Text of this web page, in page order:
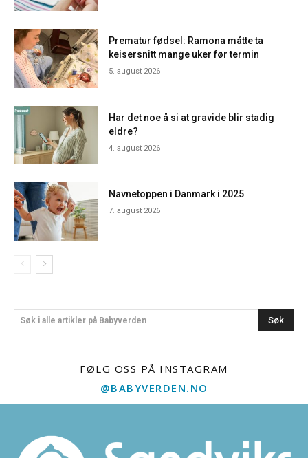
Prematur fødsel: Ramona måtte ta
keisersnitt mange uker før termin
5. august 2026
Har det noe å si at gravide blir stadig
eldre?
4. august 2026
Navnetoppen i Danmark i 2025
7. august 2026
Søk i alle artikler på Babyverden Søk
FØLG OSS PÅ INSTAGRAM
@BABYVERDEN.NO